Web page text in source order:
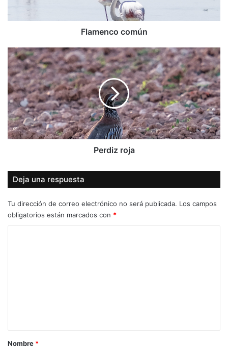
Flamenco común
Perdiz
roja
Perdiz roja
Deja una respuesta
Tu dirección de correo electrónico no será publicada. Los campos
obligatorios están marcados con *
rNombre *